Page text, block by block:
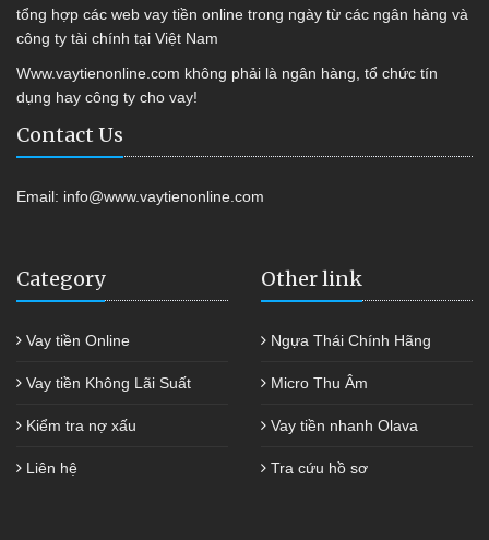
tổng hợp các web vay tiền online trong ngày từ các ngân hàng và
công ty tài chính tại Việt Nam
Www.vaytienonline.com không phải là ngân hàng, tổ chức tín
dụng hay công ty cho vay!
Contact Us
Email: info@www.vaytienonline.com
Category
Vay tiền Online
Vay tiền Không Lãi Suất
Kiểm tra nợ xấu
Liên hệ
Other link
Ngựa Thái Chính Hãng
Micro Thu Âm
Vay tiền nhanh Olava
Tra cứu hồ sơ